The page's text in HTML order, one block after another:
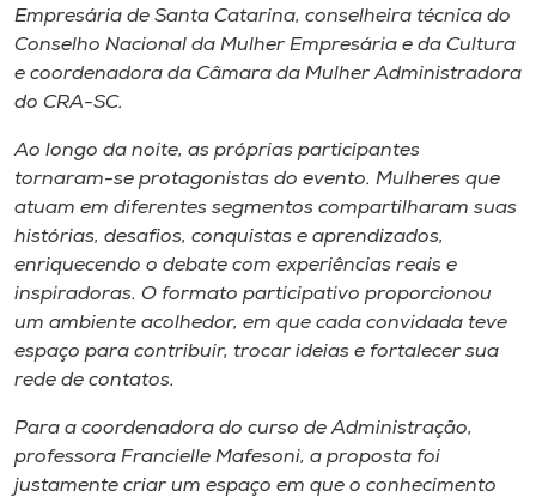
Empresária de Santa Catarina, conselheira técnica do
Conselho Nacional da Mulher Empresária e da Cultura
e coordenadora da Câmara da Mulher Administradora
do CRA-SC.
Ao longo da noite, as próprias participantes
tornaram-se protagonistas do evento. Mulheres que
atuam em diferentes segmentos compartilharam suas
histórias, desafios, conquistas e aprendizados,
enriquecendo o debate com experiências reais e
inspiradoras. O formato participativo proporcionou
um ambiente acolhedor, em que cada convidada teve
espaço para contribuir, trocar ideias e fortalecer sua
rede de contatos.
Para a coordenadora do curso de Administração,
professora Francielle Mafesoni, a proposta foi
justamente criar um espaço em que o conhecimento